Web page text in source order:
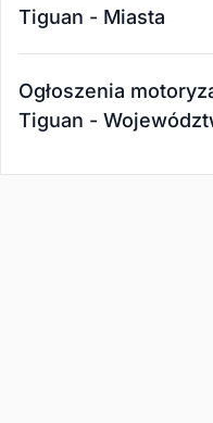
Tiguan - Miasta
Ogłoszenia
Tiguan -